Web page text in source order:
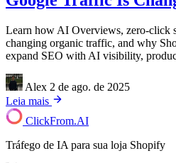
Learn how AI Overviews, zero-click
changing organic traffic, and why
expand SEO with AI visibility,
Alex 2 de ago. de 2025
Leia mais
ClickFrom.AI
Tráfego de IA para sua loja Shopify